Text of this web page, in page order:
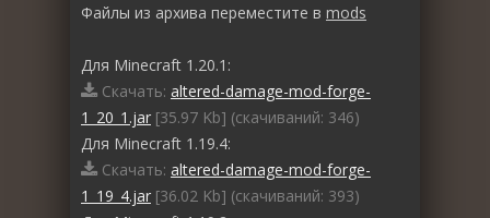
Файлы из архива переместите в mods
Для Minecraft 1.20.1:
Скачать: altered-damage-mod-forge-
1_20_1.jar [35.97 Kb] (cкачиваний: 346)
Для Minecraft 1.19.4:
Скачать: altered-damage-mod-forge-
1_19_4.jar [36.02 Kb] (cкачиваний: 393)